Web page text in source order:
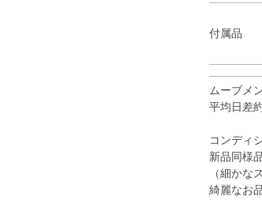
付属品
ムーブメ
平均日差
コンディ
新品同様
（細かな
綺麗なお